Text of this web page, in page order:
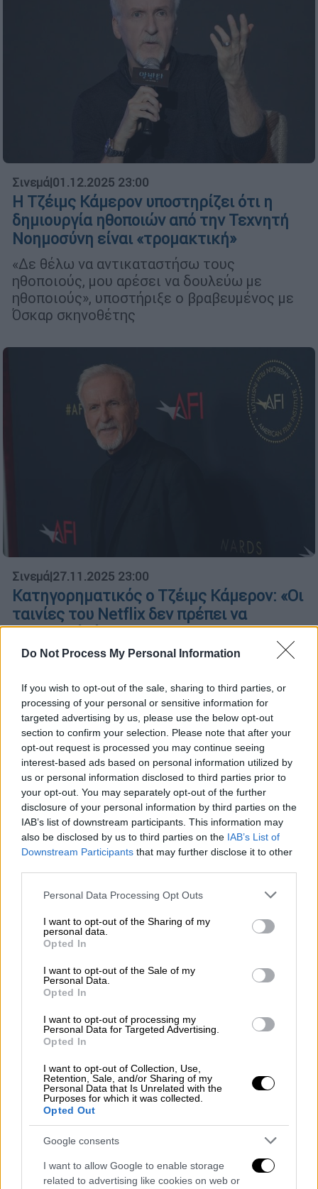
Do Not Process My Personal Information
If you wish to opt-out of the sale, sharing to third parties, or
processing of your personal or sensitive information for
targeted advertising by us, please use the below opt-out
section to confirm your selection. Please note that after your
opt-out request is processed you may continue seeing
interest-based ads based on personal information utilized by
us or personal information disclosed to third parties prior to
your opt-out. You may separately opt-out of the further
disclosure of your personal information by third parties on the
IAB’s list of downstream participants. This information may
also be disclosed by us to third parties on the IAB’s List of
Downstream Participants that may further disclose it to other
Please note that this website/app uses one or more Google
not limited to your visit or usage behaviour. You may click to
grant or deny consent to Google and its third-party tags to
use your data for below specified purposes in below Google
consent section.
Personal Data Processing Opt Outs
I want to opt-out of the Sharing of my
personal data.
Opted In
I want to opt-out of the Sale of my
Personal Data.
Opted In
I want to opt-out of processing my
Personal Data for Targeted Advertising.
Opted In
I want to opt-out of Collection, Use,
Retention, Sale, and/or Sharing of my
Personal Data that Is Unrelated with the
Purposes for which it was collected.
Opted Out
Google consents
I want to allow Google to enable storage
related to advertising like cookies on web or
Σινεμά|01.12.2025 23:00
Η Τζέιμς Κάμερον υποστηρίζει ότι η
δημιουργία ηθοποιών από την Τεχνητή
Νοημοσύνη είναι «τρομακτική»
«Δε θέλω να αντικαταστήσω τους
ηθοποιούς, μου αρέσει να δουλεύω με
ηθοποιούς», υποστήριξε ο βραβευμένος με
Όσκαρ σκηνοθέτης
Σινεμά|27.11.2025 23:00
Κατηγορηματικός ο Τζέιμς Κάμερον: «Οι
ταινίες του Netflix δεν πρέπει να
διεκδικούν Όσκαρ»
Ο βραβευμένος με Όσκαρ σκηνοθέτης ήταν
του
|24.11.2025 23:30
Το ντοκιμαντέρ για την περιοδεία «Hit
me hard and Soft: The Tour» της Μπίλι
Σε σκηνοθεσία του μοναδικού Τζέιμς
Κάμερον